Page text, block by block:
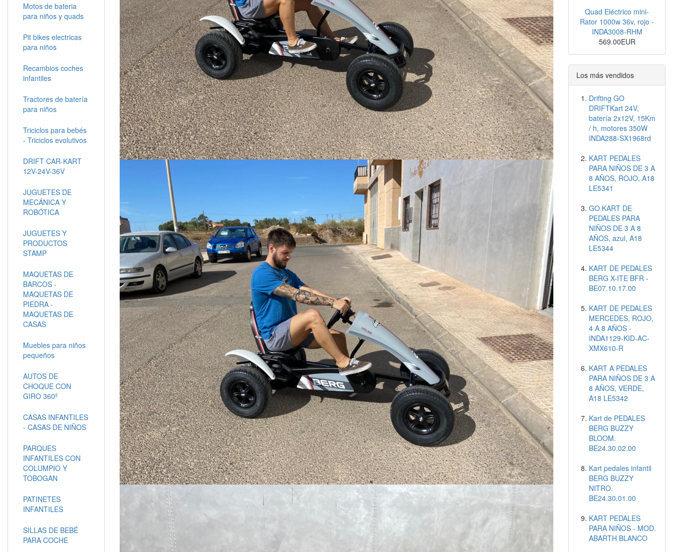
Motos de bateria
para niños y quads
Pit bikes electricas
para niños
Recambios coches
infantiles
Tractores de batería
para niños
Triciclos para bebés
- Triciclos evolutivos
DRIFT CAR-KART
12V-24V-36V
JUGUETES DE
MECÁNICA Y
ROBÓTICA
JUGUETES Y
PRODUCTOS
STAMP
MAQUETAS DE
BARCOS -
MAQUETAS DE
PIEDRA -
MAQUETAS DE
CASAS
Muebles para niños
pequeños
AUTOS DE
CHOQUE CON
GIRO 360º
CASAS INFANTILES
- CASAS DE NIÑOS
PARQUES
INFANTILES CON
COLUMPIO Y
TOBOGAN
PATINETES
INFANTILES
SILLAS DE BEBÉ
PARA COCHE
Quad Eléctrico mini-
Rator 1000w 36v, rojo -
INDA3008-RHM
569.00EUR
Los más vendidos
Drifting GO
DRIFTKart 24V,
batería 2x12V, 15Km
/ h, motores 350W
INDA288-SX1968rd
KART PEDALES
PARA NIÑOS DE 3 A
8 AÑOS, ROJO, A18
LE5341
GO KART DE
PEDALES PARA
NIÑOS DE 3 A 8
AÑOS, azul, A18
LE5344
KART DE PEDALES
BERG X-ITE BFR -
BE07.10.17.00
KART DE PEDALES
MERCEDES, ROJO,
4 A 8 AÑOS -
INDA1129-KID-AC-
XMX610-R
KART A PEDALES
PARA NIÑOS DE 3 A
8 AÑOS, VERDE,
A18 LE5342
Kart de PEDALES
BERG BUZZY
BLOOM.
BE24.30.02.00
Kart pedales infantil
BERG BUZZY
NITRO.
BE24.30.01.00
KART PEDALES
PARA NIÑOS - MOD.
ABARTH BLANCO